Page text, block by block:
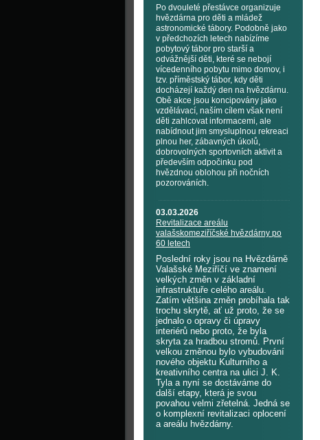
Po dvouleté přestávce organizuje
hvězdárna pro děti a mládež
astronomické tábory. Podobně jako
v předchozích letech nabízíme
pobytový tábor pro starší a
odvážnější děti, které se nebojí
vícedenního pobytu mimo domov, i
tzv. příměstský tábor, kdy děti
docházejí každý den na hvězdárnu.
Obě akce jsou koncipovány jako
vzdělávací, naším cílem však není
děti zahlcovat informacemi, ale
nabídnout jim smysluplnou rekreaci
plnou her, zábavných úkolů,
dobrovolných sportovních aktivit a
především odpočinku pod
hvězdnou oblohou při nočních
pozorováních.
03.03.2026
Revitalizace areálu
valašskomeziříčské hvězdárny po
60 letech
Poslední roky jsou na Hvězdárně
Valašské Meziříčí ve znamení
velkých změn v základní
infrastruktuře celého areálu.
Zatím většina změn probíhala tak
trochu skrytě, ať už proto, že se
jednalo o opravy či úpravy
interiérů nebo proto, že byla
skryta za hradbou stromů. První
velkou změnou bylo vybudování
nového objektu Kulturního a
kreativního centra na ulici J. K.
Tyla a nyní se dostáváme do
další etapy, která je svou
povahou velmi zřetelná. Jedná se
o komplexní revitalizaci oplocení
a areálu hvězdárny.